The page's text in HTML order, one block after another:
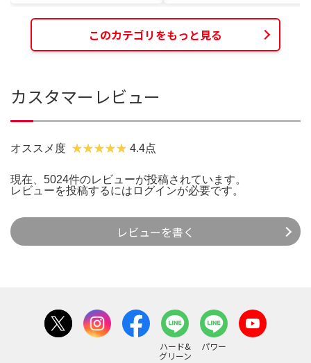
このカテゴリをもっと見る
カスタマーレビュー
オススメ度 4.4点
現在、5024件のレビューが投稿されています。
レビューを投稿するには ログインが必要です。
レビューを書く
ハード&
グリーン
パワー